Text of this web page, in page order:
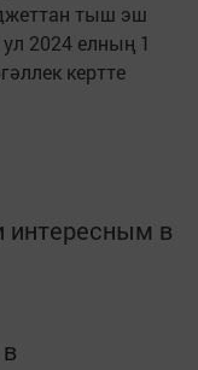
тыш эш
2024 елның 1
кертте
в